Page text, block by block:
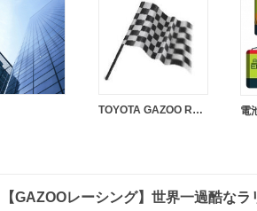
TOYOTA GAZOO Racing 電
【GAZOOレーシング】世界一過酷な